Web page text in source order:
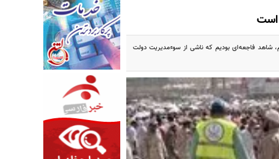
است
شاهد فاجعه‌ای بودیم که ناشی از سوءمدیریت دولت